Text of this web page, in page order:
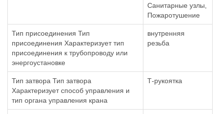
Санитарные узлы,
Пожаротушение
Тип присоединения Тип
присоединения Характеризует тип
присоединения к трубопроводу или
энергоустановке
внутренняя
резьба
Тип затвора Тип затвора
Характеризует способ управления и
тип органа управления крана
Т-рукоятка